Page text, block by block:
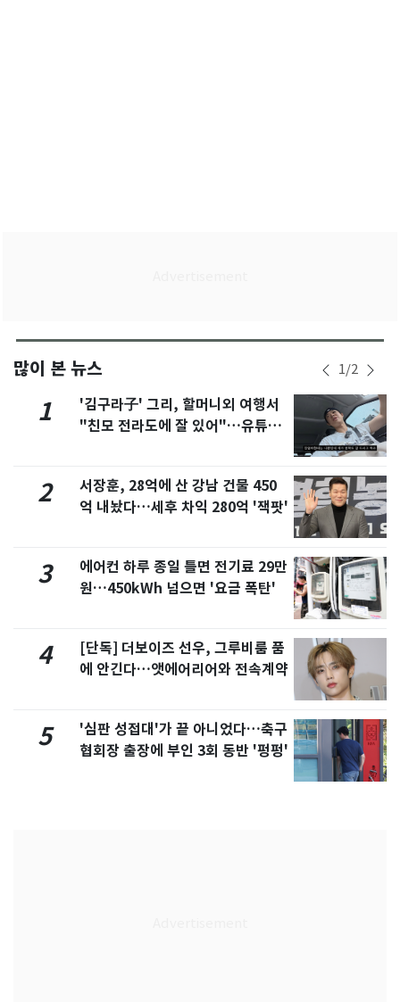
많이 본 뉴스 1/2
1
'김구라子' 그리, 할머니외 여행서
"친모 전라도에 잘 있어"…유튜브
2
서장훈, 28억에 산 강남 건물 450
억 내놨다…세후 차익 280억 '잭팟'
3
에어컨 하루 종일 틀면 전기료 29만
원…450kWh 넘으면 '요금 폭탄'
4
[단독] 더보이즈 선우, 그루비룸 품
에 안긴다…앳에어리어와 전속계약
5
'심판 성접대'가 끝 아니었다…축구
협회장 출장에 부인 3회 동반 '펑펑'